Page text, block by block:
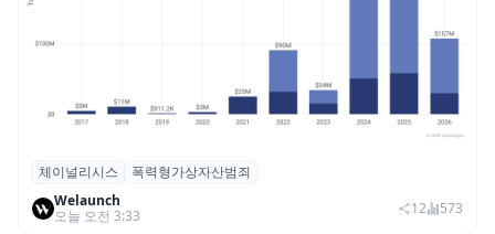
체이널리시스 “가상자산 보유자 대상 폭력
범죄 증가…상반기 탈취액 3000만 달러 돌파
체이널리시스
폭력형가상자산범죄
Welaunch
오늘 오전 3:33
12 573